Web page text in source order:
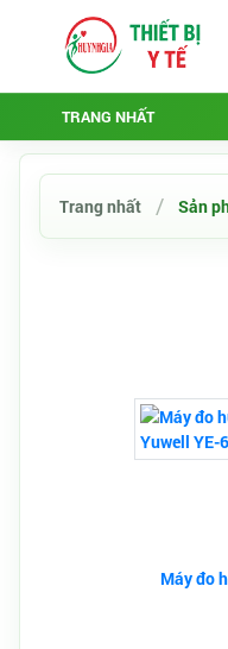
TRANG NHẤT
Trang nhất Sản
Máy đo